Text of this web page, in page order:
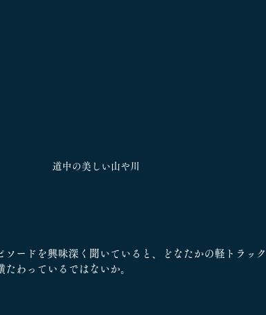
道中の美しい山や川
ソードを興味深く聞いていると、どなたかの軽トラッ
わっているではないか。